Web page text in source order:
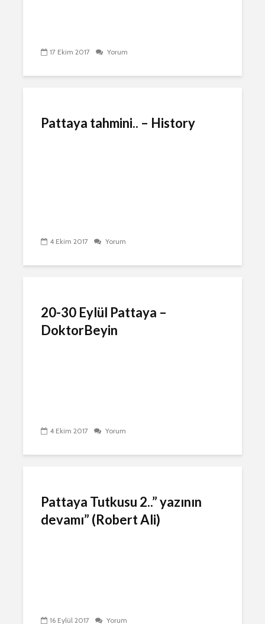
17 Ekim 2017 Yorum
Pattaya tahmini.. – History
4 Ekim 2017 Yorum
20-30 Eylül Pattaya –
DoktorBeyin
4 Ekim 2017 Yorum
Pattaya Tutkusu 2..” yazının
devamı” (Robert Ali)
16 Eylül 2017 Yorum